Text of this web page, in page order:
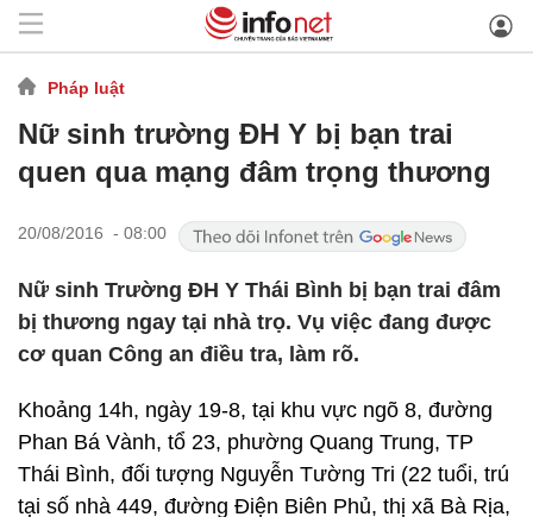
Pháp luật
Nữ sinh trường ĐH Y bị bạn trai
quen qua mạng đâm trọng thương
20/08/2016 - 08:00
Nữ sinh Trường ĐH Y Thái Bình bị bạn trai đâm
bị thương ngay tại nhà trọ. Vụ việc đang được
cơ quan Công an điều tra, làm rõ.
Khoảng 14h, ngày 19-8, tại khu vực ngõ 8, đường
Phan Bá Vành, tổ 23, phường Quang Trung, TP
Thái Bình, đối tượng Nguyễn Tường Tri (22 tuổi, trú
tại số nhà 449, đường Điện Biên Phủ, thị xã Bà Rịa,